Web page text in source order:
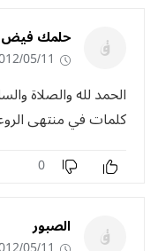
حلمك فيض
05/11 - 12:52
الحمد لله والصلاة
كلمات في منتهى
0
الصبور